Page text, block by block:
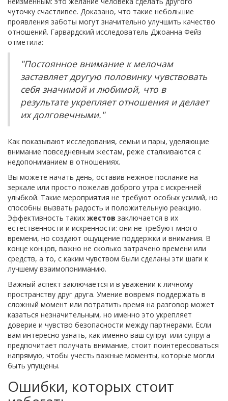
чуточку счастливее. Доказано, что такие небольшие
проявления заботы могут значительно улучшить качество
отношений. Гарвардский исследователь Джоанна Фейз
отметила:
"Постоянное внимание к мелочам
заставляет другую половинку чувствовать
себя значимой и любимой, что в
результате укрепляет отношения и делает
их долговечными."
Как показывают исследования, семьи и пары, уделяющие
внимание повседневным жестам, реже сталкиваются с
недопониманием в отношениях.
Вы можете начать день, оставив нежное послание на
зеркале или просто пожелав доброго утра с искренней
улыбкой. Такие мероприятия не требуют особых усилий, но
способны вызвать радость и положительную реакцию.
Эффективность таких жестов заключается в их
естественности и искренности: они не требуют много
времени, но создают ощущение поддержки и внимания. В
конце концов, важно не сколько затрачено времени или
средств, а то, с каким чувством были сделаны эти шаги к
лучшему взаимопониманию.
Важный аспект заключается и в уважении к личному
пространству друг друга. Умение вовремя поддержать в
сложный момент или потратить время на разговор может
казаться незначительным, но именно это укрепляет
доверие и чувство безопасности между партнерами. Если
вам интересно узнать, как именно ваш супруг или супруга
предпочитает получать внимание, стоит поинтересоваться
напрямую, чтобы учесть важные моменты, которые могли
быть упущены.
Ошибки, которых стоит